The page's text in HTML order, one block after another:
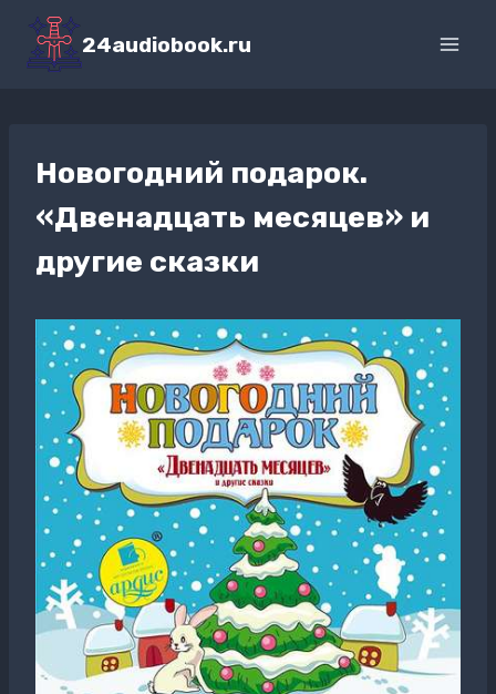
Перейти
содержимому
24audiobook.ru
Новогодний подарок.
«Двенадцать месяцев» и
другие сказки